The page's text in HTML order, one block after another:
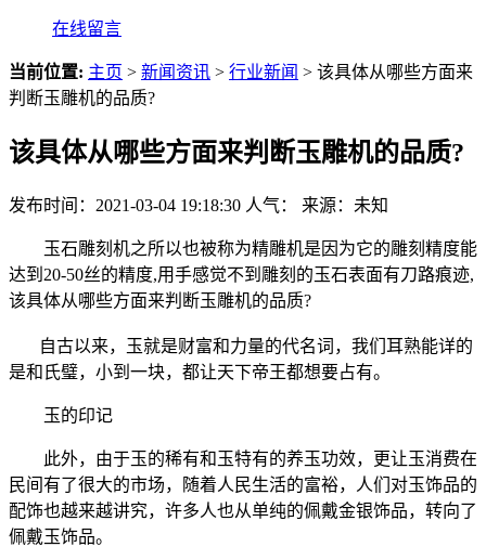
在线留言
当前位置: 主页 > 新闻资讯 > 行业新闻 > 该具体从哪些方面来
判断玉雕机的品质?
该具体从哪些方面来判断玉雕机的品质?
发布时间：2021-03-04 19:18:30 人气： 来源：未知
玉石雕刻机之所以也被称为精雕机是因为它的雕刻精度能
达到20-50丝的精度,用手感觉不到雕刻的玉石表面有刀路痕迹,
该具体从哪些方面来判断玉雕机的品质?
自古以来，玉就是财富和力量的代名词，我们耳熟能详的
是和氏璧，小到一块，都让天下帝王都想要占有。
玉的印记
此外，由于玉的稀有和玉特有的养玉功效，更让玉消费在
民间有了很大的市场，随着人民生活的富裕，人们对玉饰品的
配饰也越来越讲究，许多人也从单纯的佩戴金银饰品，转向了
佩戴玉饰品。